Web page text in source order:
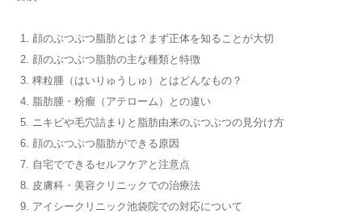
顔のぶつぶつ脂肪とは？まず正体を知ることが大切
顔のぶつぶつ脂肪の主な種類と特徴
稗粒腫（はいりゅうしゅ）とはどんなもの？
脂肪腫・粉瘤（アテローム）との違い
ニキビや毛穴詰まりと脂肪由来のぶつぶつの見分け方
顔のぶつぶつ脂肪ができる原因
自宅でできるセルフケアと注意点
皮膚科・美容クリニックでの治療法
アイシークリニック池袋院での対応について